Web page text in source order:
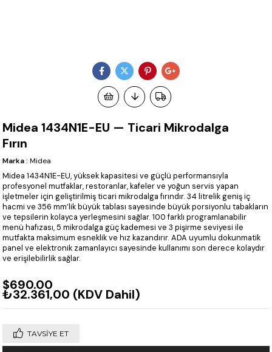
Midea 1434N1E-EU — Ticari Mikrodalga
Fırın
Marka : Midea
Midea 1434N1E-EU, yüksek kapasitesi ve güçlü performansıyla
profesyonel mutfaklar, restoranlar, kafeler ve yoğun servis yapan
işletmeler için geliştirilmiş ticari mikrodalga fırındır. 34 litrelik geniş iç
hacmi ve 356 mm’lik büyük tablası sayesinde büyük porsiyonlu tabakların
ve tepsilerin kolayca yerleşmesini sağlar. 100 farklı programlanabilir
menü hafızası, 5 mikrodalga güç kademesi ve 3 pişirme seviyesi ile
mutfakta maksimum esneklik ve hız kazandırır. ADA uyumlu dokunmatik
panel ve elektronik zamanlayıcı sayesinde kullanımı son derece kolaydır
ve erişilebilirlik sağlar.
$690.00
₺32.361,00 (KDV Dahil)
TAVSIYE ET